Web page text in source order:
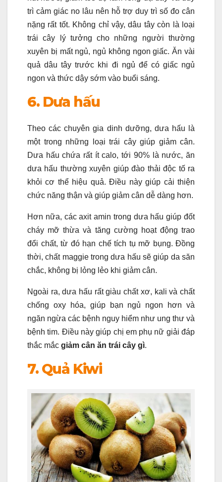
trì cảm giác no lâu nên hỗ trợ duy trì số đo cân
nặng rất tốt. Không chỉ vậy, dâu tây còn là loại
trái cây lý tưởng cho những người thường
xuyên bị mất ngủ, ngủ không ngon giấc. Ăn vài
quả dâu tây trước khi đi ngủ để có giấc ngủ
ngon và thức dậy sớm vào buổi sáng.
6. Dưa hấu
Theo các chuyên gia dinh dưỡng, dưa hấu là
một trong những loại trái cây giúp giảm cân.
Dưa hấu chứa rất ít calo, tới 90% là nước, ăn
dưa hấu thường xuyên giúp đào thải độc tố ra
khỏi cơ thể hiệu quả. Điều này giúp cải thiện
chức năng thận và giúp giảm cân dễ dàng hơn.
Hơn nữa, các axit amin trong dưa hấu giúp đốt
cháy mỡ thừa và tăng cường hoạt động trao
đổi chất, từ đó hạn chế tích tụ mỡ bụng. Đồng
thời, chất maggie trong dưa hấu sẽ giúp da săn
chắc, không bị lỏng lẻo khi giảm cân.
Ngoài ra, dưa hấu rất giàu chất xơ, kali và chất
chống oxy hóa, giúp bạn ngủ ngon hơn và
ngăn ngừa các bệnh nguy hiểm như ung thư và
bệnh tim. Điều này giúp chị em phụ nữ giải đáp
thắc mắc giảm cân ăn trái cây gì.
7. Quả Kiwi